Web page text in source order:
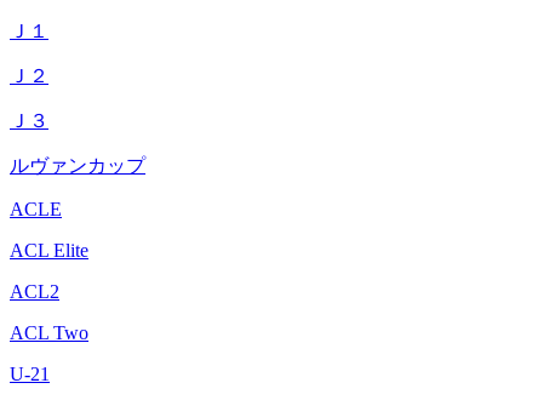
Ｊ１
Ｊ２
Ｊ３
ルヴァンカップ
ACLE
ACL Elite
ACL2
ACL Two
U-21